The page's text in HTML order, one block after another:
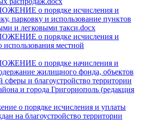
о порядке исчисления и
парковку и использование пунктов
и легковыми такси.docx
о порядке исчисления и
использования местной
о порядке начисления и
жилищного фонда, объектов
сферы и благоустройство территории
и города Григориополь (редакция
о порядке исчисления и уплаты
на благоустройство территории